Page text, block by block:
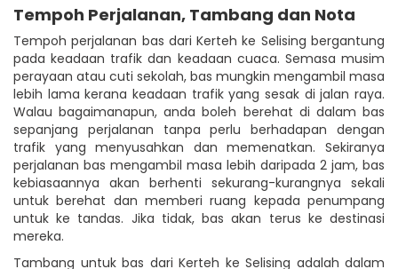
Tempoh Perjalanan, Tambang dan Nota
Tempoh perjalanan bas dari Kerteh ke Selising bergantung
pada keadaan trafik dan keadaan cuaca. Semasa musim
perayaan atau cuti sekolah, bas mungkin mengambil masa
lebih lama kerana keadaan trafik yang sesak di jalan raya.
Walau bagaimanapun, anda boleh berehat di dalam bas
sepanjang perjalanan tanpa perlu berhadapan dengan
trafik yang menyusahkan dan memenatkan. Sekiranya
perjalanan bas mengambil masa lebih daripada 2 jam, bas
kebiasaannya akan berhenti sekurang-kurangnya sekali
untuk berehat dan memberi ruang kepada penumpang
untuk ke tandas. Jika tidak, bas akan terus ke destinasi
mereka.
Tambang untuk bas dari Kerteh ke Selising adalah dalam